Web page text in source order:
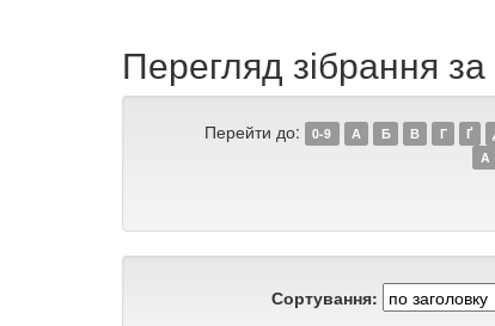
Перегляд зібрання
Перейти до: 0-9 А Б В Г Ґ
A
Сортування: